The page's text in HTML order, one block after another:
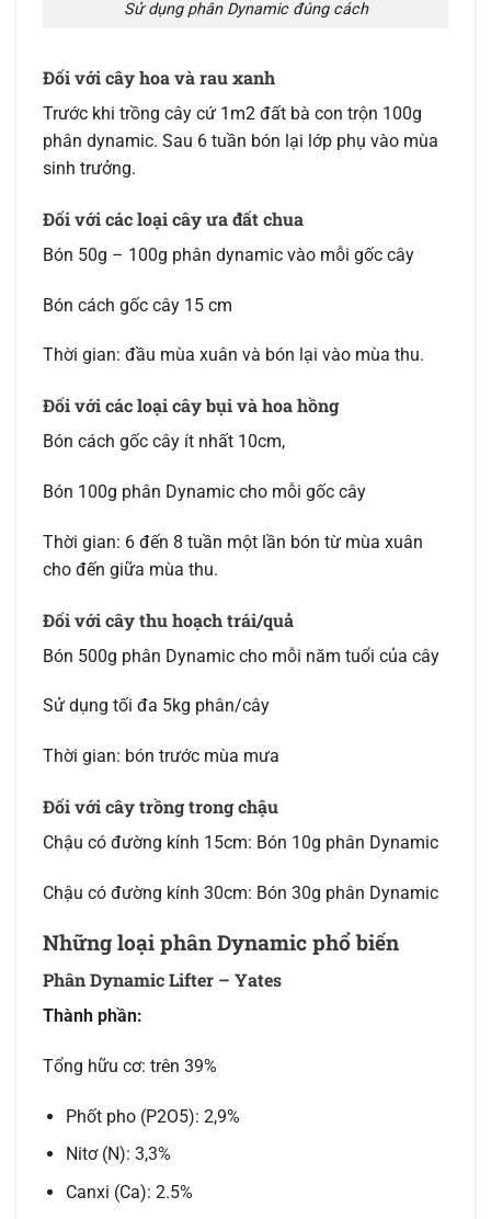
Sử dụng phân Dynamic đúng cách
Đối với cây hoa và rau xanh
Trước khi trồng cây cứ 1m2 đất bà con trộn 100g
phân dynamic. Sau 6 tuần bón lại lớp phụ vào mùa
sinh trưởng.
Đối với các loại cây ưa đất chua
Bón 50g – 100g phân dynamic vào mỗi gốc cây
Bón cách gốc cây 15 cm
Thời gian: đầu mùa xuân và bón lại vào mùa thu.
Đối với các loại cây bụi và hoa hồng
Bón cách gốc cây ít nhất 10cm,
Bón 100g phân Dynamic cho mỗi gốc cây
Thời gian: 6 đến 8 tuần một lần bón từ mùa xuân
cho đến giữa mùa thu.
Đối với cây thu hoạch trái/quả
Bón 500g phân Dynamic cho mỗi năm tuổi của cây
Sử dụng tối đa 5kg phân/cây
Thời gian: bón trước mùa mưa
Đối với cây trồng trong chậu
Chậu có đường kính 15cm: Bón 10g phân Dynamic
Chậu có đường kính 30cm: Bón 30g phân Dynamic
Những loại phân Dynamic phổ biến
Phân Dynamic Lifter – Yates
Thành phần:
Tổng hữu cơ: trên 39%
Phốt pho (P2O5): 2,9%
Nitơ (N): 3,3%
Canxi (Ca): 2.5%